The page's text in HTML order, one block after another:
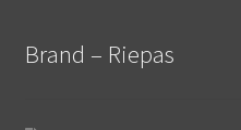
Brand – Riepas